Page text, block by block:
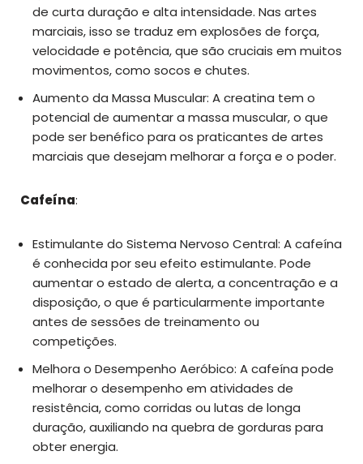
de curta duração e alta intensidade. Nas artes
marciais, isso se traduz em explosões de força,
velocidade e potência, que são cruciais em muitos
movimentos, como socos e chutes.
Aumento da Massa Muscular: A creatina tem o
potencial de aumentar a massa muscular, o que
pode ser benéfico para os praticantes de artes
marciais que desejam melhorar a força e o poder.
Cafeína:
Estimulante do Sistema Nervoso Central: A cafeína
é conhecida por seu efeito estimulante. Pode
aumentar o estado de alerta, a concentração e a
disposição, o que é particularmente importante
antes de sessões de treinamento ou
competições.
Melhora o Desempenho Aeróbico: A cafeína pode
melhorar o desempenho em atividades de
resistência, como corridas ou lutas de longa
duração, auxiliando na quebra de gorduras para
obter energia.